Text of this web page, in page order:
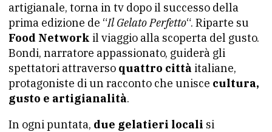
artigianale, torna in tv dopo il successo della
prima edizione de “Il Gelato Perfetto“. Riparte su
Food Network il viaggio alla scoperta del gusto.
Bondi, narratore appassionato, guiderà gli
spettatori attraverso quattro città italiane,
protagoniste di un racconto che unisce cultura,
gusto e artigianalità.
In ogni puntata, due gelatieri locali si